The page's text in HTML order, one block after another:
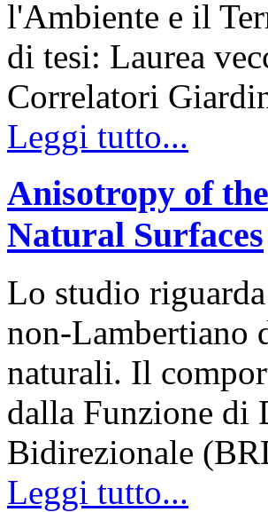
l'Ambiente e il
di tesi: Laurea
Correlatori
Leggi tutto...
Anisotropy of
Natural Surfaces
Lo studio
non-Lambertiano
naturali. Il
dalla Funzione di
Bidirezionale
Leggi tutto...